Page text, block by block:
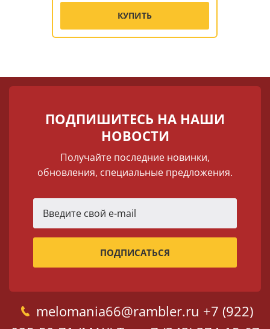
КУПИТЬ
ПОДПИШИТЕСЬ НА НАШИ
НОВОСТИ
Получайте последние новинки,
обновления, специальные предложения.
melomania66@rambler.ru +7 (922)